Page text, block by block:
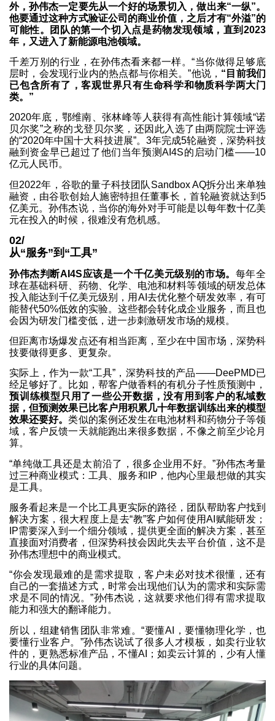
外，孙伟杰一定要先从一个好的场景切入，做出来“一纵”。
他要通过这种方式验证公司的商业价值，之后才有“外溢”的
可能性。团队的第一个切入点是药物发现领域，直到2023
年，又进入了新能源电池领域。
千差万别的行业，在孙伟杰看来都一样。“当你做得足够底
层时，会发现行业内的热点都与你相关。”他说， “目前我们
已包含所有了，客观世界只有生命科学和物质科学两大门
类。”
2020年底，鄂维南、张林峰等人获得有高性能计算领域“诺
贝尔奖”之称的戈登贝尔奖，还因此入选了由两院院士评选
的“2020年中国十大科技进展”。3年完成5轮融资，深势科技
融到资金早已超过了他们当年预测AI4S的启动门槛——10
亿元人民币。
但2022年，谷歌的量子科技团队Sandbox AQ拆分出来单独
融资，由谷歌创始人施密特担任董事长，首轮融资就达到5
亿美元。孙伟杰说，当你的海外对手可能是以每年数十亿美
元在投入的时候，很难没有危机感。
02/
从“服务”到“工具”
孙伟杰判断AI4S应该是一个千亿美元级别的市场。 每年全
球在基础科研、药物、化学、电池和材料等领域的研发总体
投入能达到千亿美元级别，用AI去优化整个研发效率，有可
能替代50%低效的实验。这些都会转化成企业服务，而且也
会因为研发门槛变低，进一步刺激研发市场的规模。
但距离市场爆发点还有相当距离，至少在中国市场，深势科
技要做得更多、更复杂。
实际上，作为一款“工具”，深势科技的产品——DeePMD已
经足够好了。比如，帮客户做香料的有机分子性质预测中，
预训练模型只用了一些公开数据，没有用到客户的私域数
据，但预测效果已比客户用积累几十年数据训练出来的模型
效果还要好。类似的案例还发生在电池材料和药物分子等领
域，客户反馈一天就能跑出来很多数据，不像之前至少论月
算。
“单纯做工具还是太前沿了，很多企业用不好。”孙伟杰考量
过三种商业模式：工具、服务和IP，他内心里最想做的其实
是工具。
服务看起来是一个比工具更实际的路径，团队帮助客户找到
解决方案，很大程度上是去“教”客户如何使用AI赋能研发；
IP需要深入到一个细分领域，提供更全面的解决方案，甚至
直接面对消费者，但深势科技会因此失去平台价值，这不是
孙伟杰理想中的商业模式。
“你会发现最难的是需求提取，客户未必对技术很懂，还有
自己的一套描述方式，时常会出现他们认为的需求和实际需
求是不同的情况。”孙伟杰说，这就要求他们得有需求提取
能力和强大的翻译能力。
所以，组建销售团队非常难。“要懂AI，要懂物理化学，也
要懂行业客户。”孙伟杰说试了很多人才模板，如卖行业软
件的，更熟悉标准产品，不懂AI；如卖云计算的，少有人懂
行业的具体问题。